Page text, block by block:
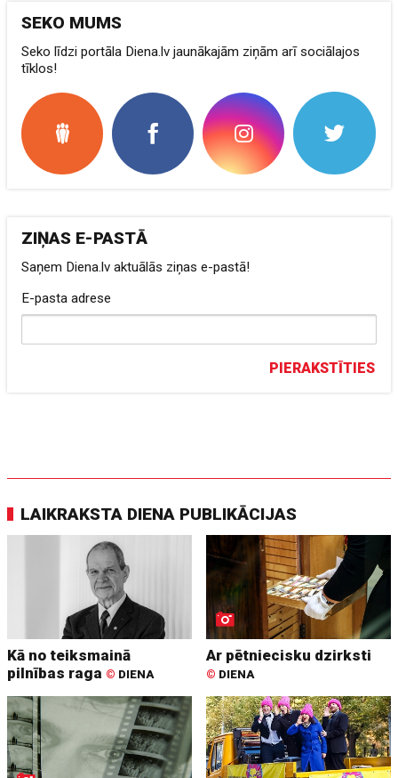
SEKO MUMS
Seko līdzi portāla Diena.lv jaunākajām ziņām arī sociālajos
tīklos!
ZIŅAS E-PASTĀ
Saņem Diena.lv aktuālās ziņas e-pastā!
E-pasta adrese
PIERAKSTĪTIES
LAIKRAKSTA DIENA PUBLIKĀCIJAS
Kā no teiksmainā
pilnības raga © DIENA
Ar pētniecisku dzirksti
© DIENA